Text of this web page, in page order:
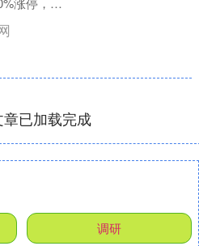
等涨幅居
章已加载完成
调研